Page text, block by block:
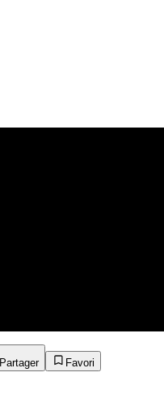
Partager
Favori